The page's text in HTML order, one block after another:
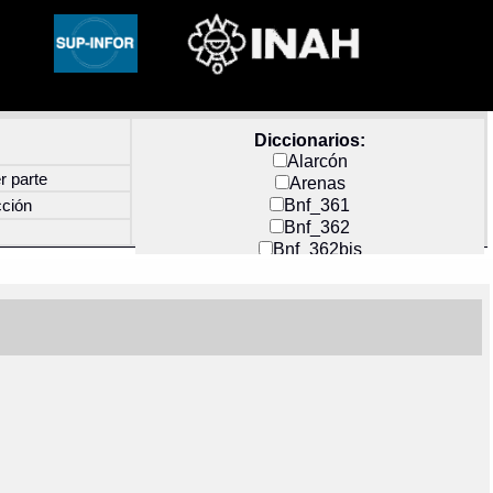
Diccionarios:
Alarcón
Arenas
Bnf_361
Bnf_362
Bnf_362bis
Docs_México
parte